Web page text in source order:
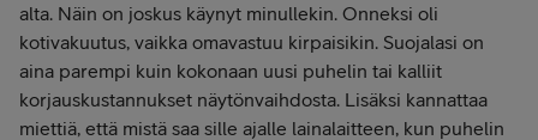
alta. Näin on joskus käynyt minullekin. Onneksi oli
kotivakuutus, vaikka omavastuu kirpaisikin. Suojalasi on
aina parempi kuin kokonaan uusi puhelin tai kalliit
korjauskustannukset näytönvaihdosta. Lisäksi kannattaa
miettiä, että mistä saa sille ajalle lainalaitteen, kun puhelin